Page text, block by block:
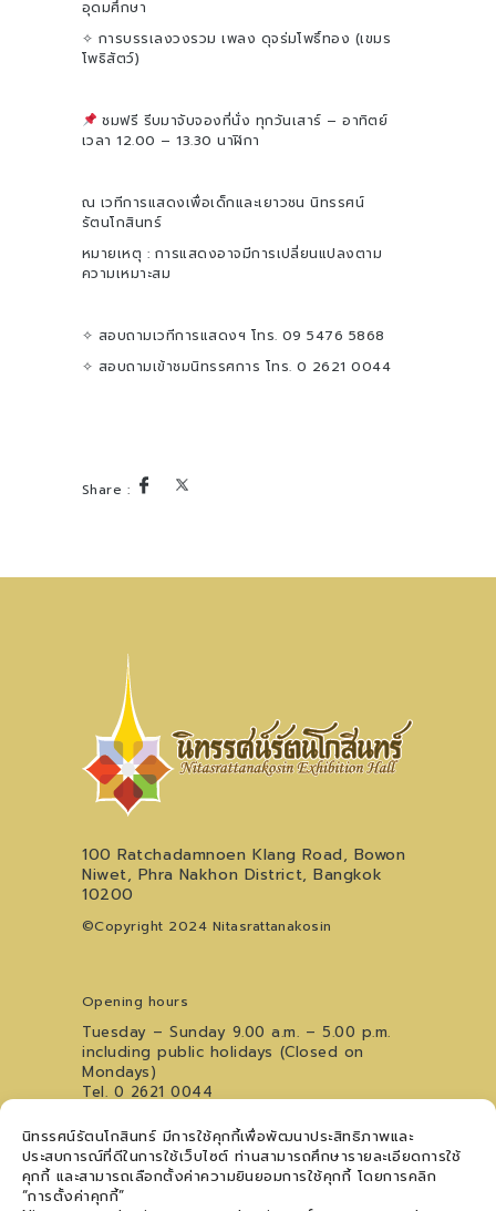
นิทรรศน์รัตนโกสินทร์ มีการใช้คุกกี้เพื่อพัฒนาประสิทธิภาพและ
ประสบการณ์ที่ดีในการใช้เว็บไซต์ ท่านสามารถศึกษารายละเอียดการใช้
คุกกี้ และสามารถเลือกตั้งค่าความยินยอมการใช้คุกกี้ โดยการคลิก
“การตั้งค่าคุกกี้”
อุดมศึกษา
✧ การบรรเลงวงรวม เพลง ดุจร่มโพธิ์ทอง (เขมร
โพธิสัตว์)
ชมฟรี รีบมาจับจองที่นั่ง ทุกวันเสาร์ – อาทิตย์
เวลา 12.00 – 13.30 นาฬิกา
ณ เวทีการแสดงเพื่อเด็กและเยาวชน นิทรรศน์
รัตนโกสินทร์
หมายเหตุ : การแสดงอาจมีการเปลี่ยนแปลงตาม
ความเหมาะสม
✧ สอบถามเวทีการแสดงฯ โทร. 09 5476 5868
✧ สอบถามเข้าชมนิทรรศการ โทร. 0 2621 0044
100 Ratchadamnoen Klang Road, Bowon
Niwet, Phra Nakhon District, Bangkok
10200
©Copyright 2024 Nitasrattanakosin
Opening hours
Tuesday – Sunday 9.00 a.m. – 5.00 p.m.
including public holidays (Closed on
Mondays)
Tel. 0 2621 0044
For inquiries regarding the Youth Art
Performance Stage, please contact09
5476 5868
Follow us